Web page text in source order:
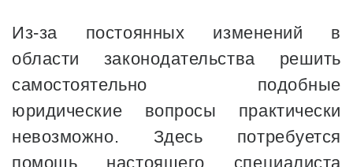
Из-за постоянных изменений в
области законодательства решить
самостоятельно подобные
юридические вопросы практически
невозможно. Здесь потребуется
помощь настоящего специалиста